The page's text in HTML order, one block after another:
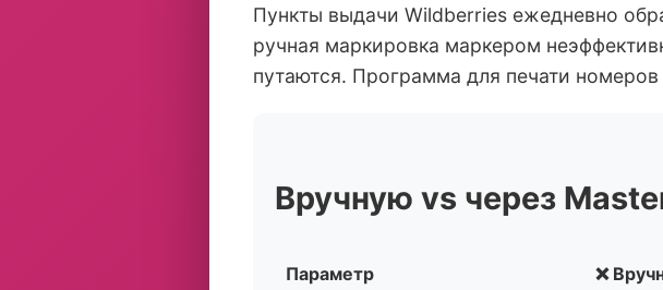
Пункты выдачи Wildberries ежедневно
ручная маркировка маркером
путаются. Программа для печати
Вручную vs через
Параметр ❌